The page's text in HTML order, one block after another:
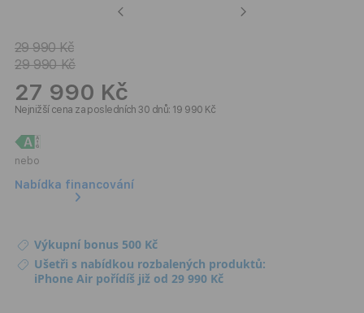
Previous Next
29 990 Kč
29 990 Kč
27 990 Kč
Nejnižší cena za posledních 30 dnů: 19 990 Kč
nebo
Nabídka financování
Výkupní bonus 500 Kč
Ušetři s nabídkou rozbalených produktů:
iPhone Air pořídíš již od 29 990 Kč